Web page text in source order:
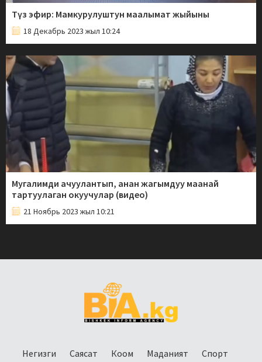
Түз эфир: Мамкурулуштун маалымат жыйыны
18 Декабрь 2023 жыл 10:24
Мугалимди ачуулантып, анан жагымдуу маанай
тартуулаган окуучулар (видео)
21 Ноябрь 2023 жыл 10:21
Негизги Саясат Коом Маданият Спорт